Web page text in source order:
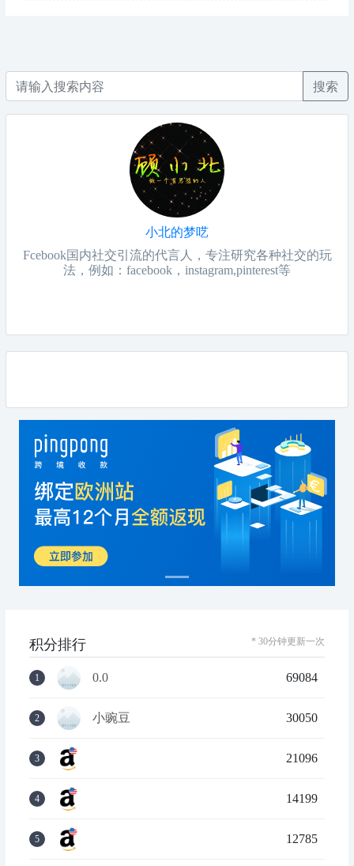
搜索
小北的梦呓
Fcebook国内社交引流的代言人，专注研究各种社交的玩
法，例如：facebook，instagram,pinterest等
积分排行 * 30分钟更新一次
1 0.0 69084
2 小豌豆 30050
3 21096
4 14199
5 12785